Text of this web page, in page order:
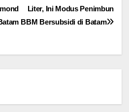
Liter, Ini Modus Penimbun
BBM Bersubsidi di Batam